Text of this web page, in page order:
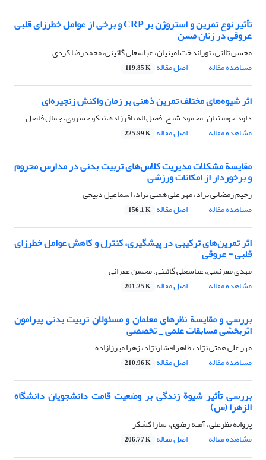
تأثیر نوع تمرین و استروژن بر CRP و برخی از عوامل خطرزای قلبی
عروقی در زنان مسن
محسن ثالثی، توراندخت امینیان، عباسعلی گائینی، محمدرضا کردی
مشاهده مقاله
اصل مقاله 119.85 K
اثر شیوه‌های مختلف تمرین ذهنی بر زمان واکنش زنجیره‌ای
داود حومینیان، محمود شیخ، فضل اله باقرزاده، نیکو خسروی، جمال فاضل
مشاهده مقاله
اصل مقاله 225.99 K
مقایسة مشکلات مدیریت کلاس‌های تربیت بدنی در مدارس محروم
و برخوردار از امکانات ورزشی
رحیم رمضانی نژاد، مهر علی همتی نژاد، اسماعیل ذبیحی
مشاهده مقاله
اصل مقاله 156.1 K
اثر تمرین‌های ترکیبی در پیشگیری، کنترل و کاهش عوامل خطرزای
قلبی - عروقی
مهدی مقرنسی، عباسعلی گائینی، محسن غفرانی
مشاهده مقاله
اصل مقاله 201.25 K
بررسی و مقایسة نظرهای معلمان و مسئولان تربیت بدنی پیرامون
اثربخشی مسابقات علمی _ تخصصی
مهر علی همتی نژاد، طاهر افشارنژاد، زهرا میرزازاده
مشاهده مقاله
اصل مقاله 210.96 K
بررسی تأثیر شیوة زندگی بر وضعیت قامت دانشجویان دانشگاه
الزهرا (س)
پروانه نظرعلی، آمنه رضوی، سارا کشکر
مشاهده مقاله
اصل مقاله 206.77 K